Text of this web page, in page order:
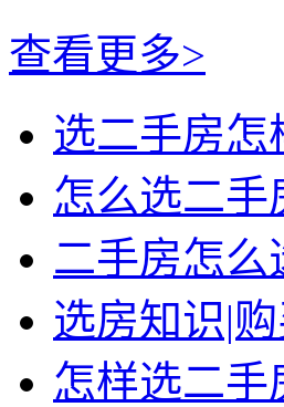
查看更多>
选二手房怎
怎么选二手
二手房怎么
选房知识|
怎样选二手